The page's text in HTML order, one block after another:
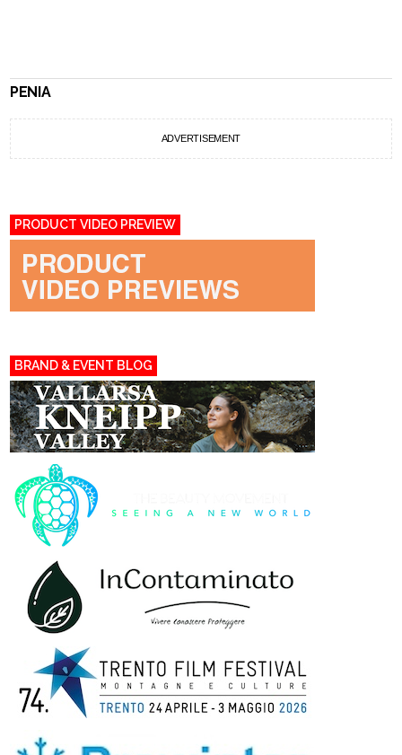
PENIA
ADVERTISEMENT
PRODUCT VIDEO PREVIEW
BRAND & EVENT BLOG